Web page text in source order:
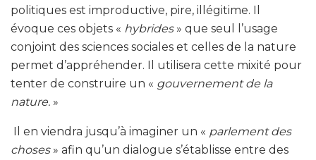
politiques est improductive, pire, illégitime. Il
évoque ces objets « hybrides» que seul l’usage
conjoint des sciences sociales et celles de la nature
permet d’appréhender. Il utilisera cette mixité pour
tenter de construire un « gouvernement de la
nature. »
Il en viendra jusqu’à imaginer un « parlement des
choses» afin qu’un dialogue s’établisse entre des